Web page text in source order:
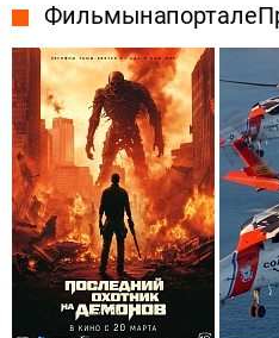
Фильмы на портале